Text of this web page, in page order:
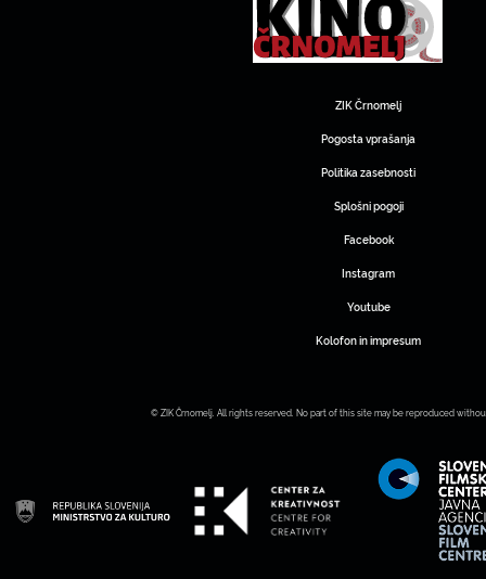
ZIK Črnomelj
Pogosta vprašanja
Politika zasebnosti
Splošni pogoji
Facebook
Instagram
Youtube
Kolofon in impresum
© ZIK Črnomelj. All rights reserved. No part of this site may be reproduced